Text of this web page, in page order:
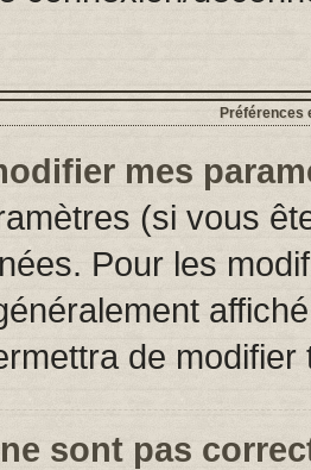
Préférences
mes
(si vous
Pour les
de
sont pas